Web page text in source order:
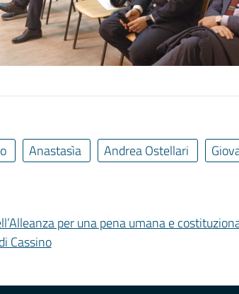
Anastasìa Andrea Ostellari
per una pena umana e
Cassino